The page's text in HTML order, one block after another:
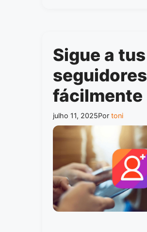
Sigue a tus
seguidores
fácilmente
julho 11, 2025Por toni